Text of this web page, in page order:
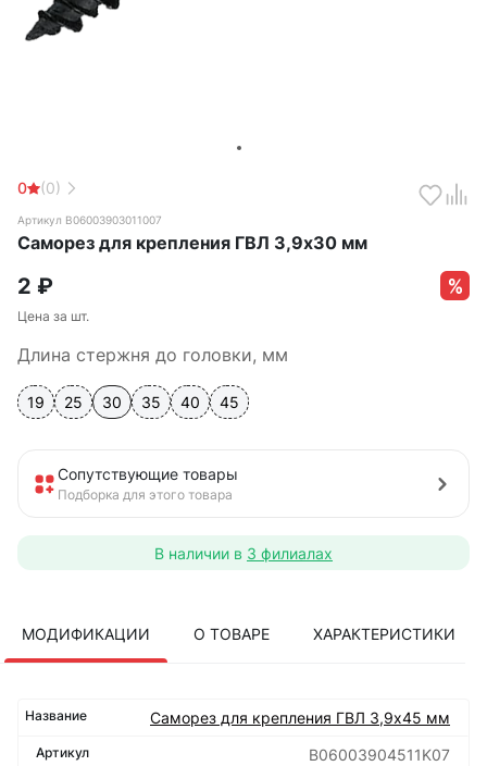
0 (0)
Артикул B06003903011007
Саморез для крепления ГВЛ 3,9х30 мм
2 ₽
Цена за шт.
Длина стержня до головки, мм
19 25 30 35 40 45
Сопутствующие товары
Подборка для этого товара
В наличии в 3 филиалах
МОДИФИКАЦИИ О ТОВАРЕ ХАРАКТЕРИСТИКИ
Саморез для крепления ГВЛ 3,9х45 мм
B06003904511K07